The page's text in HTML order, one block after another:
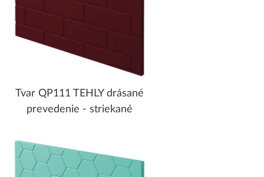
Tvar QP111 TEHLY drásané
prevedenie - striekané